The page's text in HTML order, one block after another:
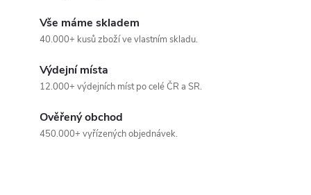
Vše máme skladem
40.000+ kusů zboží ve vlastním skladu.
Výdejní místa
12.000+ výdejních míst po celé ČR a SR.
Ověřený obchod
450.000+ vyřízených objednávek.